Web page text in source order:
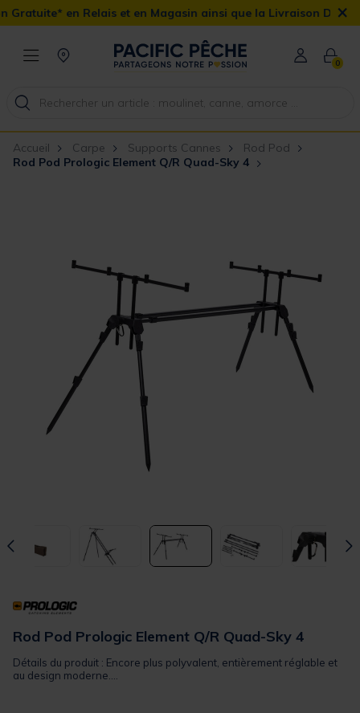
et en Magasin ainsi que la Livraison Domicile offerte dès
×
0
Accueil Carpe Supports Cannes
Rod Pod
Rod Pod Prologic Element Q/R Quad-Sky 4
Rod Pod Prologic Element Q/R Quad-Sky 4
Détails du produit : Encore plus polyvalent, entièrement réglable et
au design moderne....